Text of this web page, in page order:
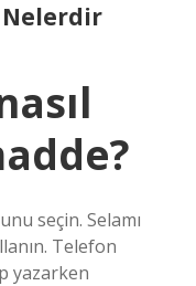
Nelerdir
seçin. Selamı
Telefon
yazarken